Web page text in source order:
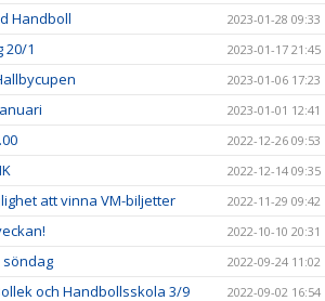
Handboll 2023-01-28 09:33
20/1 2023-01-17 21:45
2023-01-06 17:23
2023-01-01 12:41
2022-12-26 09:53
2022-12-14 09:35
att vinna VM-biljetter 2022-11-29 09:42
2022-10-10 20:31
2022-09-24 11:02
och Handbollsskola 3/9 2022-09-02 16:54